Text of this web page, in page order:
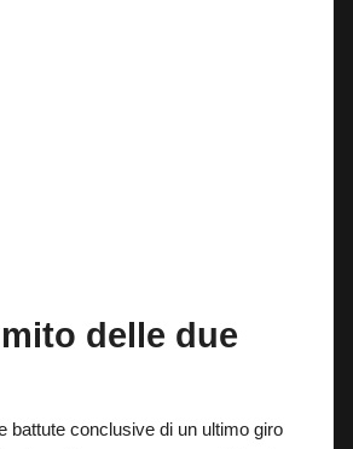
mito delle due
battute conclusive di un ultimo giro